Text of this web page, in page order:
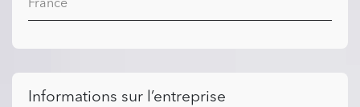
Informations sur l’entreprise